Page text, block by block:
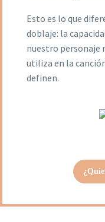
Esto es lo que
doblaje: la
nuestro personaje
utiliza en la
definen.